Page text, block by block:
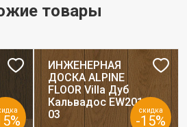
товары
ИНЖЕНЕРНАЯ
ДОСКА ALPINE
FLOOR Villa Дуб
Кальвадос EW201-
03
скидка
-15%